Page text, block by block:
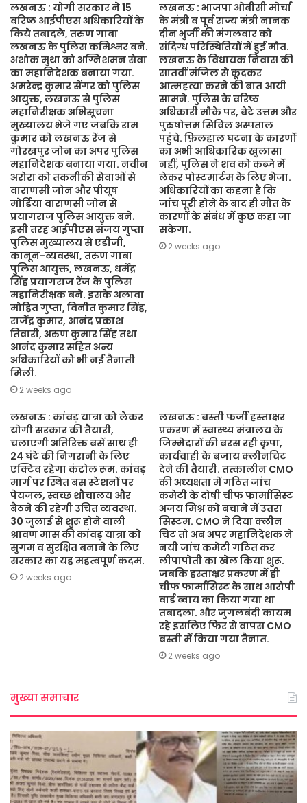
लखनऊ : योगी सरकार ने 15
वरिष्ठ आईपीएस अधिकारियों के
किये तबादले, तरुण गाबा
लखनऊ के पुलिस कमिश्नर बने.
अशोक मुथा को अग्निशमन सेवा
का महानिदेशक बनाया गया.
अमरेन्द्र कुमार सेंगर को पुलिस
आयुक्त, लखनऊ से पुलिस
महानिरीक्षक अभिसूचना
मुख्यालय भेजे गए जबकि राम
कुमार को लखनऊ रेंज से
गोरखपुर जोन का अपर पुलिस
महानिदेशक बनाया गया. नवीन
अरोरा को तकनीकी सेवाओं से
वाराणसी जोन और पीयूष
मोर्डिया वाराणसी जोन से
प्रयागराज पुलिस आयुक्त बने.
इसी तरह आईपीएस संजय गुप्ता
पुलिस मुख्यालय से एडीजी,
कानून-व्यवस्था, तरुण गाबा
पुलिस आयुक्त, लखनऊ, धर्मेंद्र
सिंह प्रयागराज रेंज के पुलिस
महानिरीक्षक बने. इसके अलावा
मोहित गुप्ता, विनीत कुमार सिंह,
राजेंद्र कुमार, आनंद प्रकाश
तिवारी, अरुण कुमार सिंह तथा
आनंद कुमार सहित अन्य
अधिकारियों को भी नई तैनाती
मिली.
2 weeks ago
लखनऊ : भाजपा ओबीसी मोर्चा
के मंत्री व पूर्व राज्य मंत्री नानक
दीन भुर्जी की मंगलवार को
संदिग्ध परिस्थितियों में हुई मौत.
लखनऊ के विधायक निवास की
सातवीं मंजिल से कूदकर
आत्महत्या करने की बात आयी
सामने. पुलिस के वरिष्ठ
अधिकारी मौके पर, बेटे उत्तम और
पुरुषोत्तम सिविल अस्पताल
पहुंचे. फ़िलहाल घटना के कारणों
का अभी आधिकारिक खुलासा
नहीं, पुलिस ने शव को कब्जे में
लेकर पोस्टमार्टम के लिए भेजा.
अधिकारियों का कहना है कि
जांच पूरी होने के बाद ही मौत के
कारणों के संबंध में कुछ कहा जा
सकेगा.
2 weeks ago
लखनऊ : कांवड़ यात्रा को लेकर
योगी सरकार की तैयारी,
चलाएगी अतिरिक्त बसें साथ ही
24 घंटे की निगरानी के लिए
एक्टिव रहेगा कंट्रोल रूम. कांवड़
मार्ग पर स्थित बस स्टेशनों पर
पेयजल, स्वच्छ शौचालय और
बैठने की रहेगी उचित व्यवस्था.
30 जुलाई से शुरू होने वाली
श्रावण मास की कांवड़ यात्रा को
सुगम व सुरक्षित बनाने के लिए
सरकार का यह महत्वपूर्ण कदम.
2 weeks ago
लखनऊ : बस्ती फर्जी हस्ताक्षर
प्रकरण में स्वास्थ्य मंत्रालय के
जिम्मेदारों की बरस रही कृपा,
कार्यवाही के बजाय क्लीनचिट
देने की तैयारी. तत्कालीन CMO
की अध्यक्षता में गठित जांच
कमेटी के दोषी चीफ फार्मासिस्ट
अजय मिश्र को बचाने में उतरा
सिस्टम. CMO ने दिया क्लीन
चिट तो अब अपर महानिदेशक ने
नयी जांच कमेटी गठित कर
लीपापोती का खेल किया शुरू.
जबकि हस्ताक्षर प्रकरण में ही
चीफ फार्मासिस्ट के साथ आरोपी
वार्ड ब्वाय का किया गया था
तबादला. और जुगलबंदी कायम
रहे इसलिए फिर से वापस CMO
बस्ती में किया गया तैनात.
2 weeks ago
मुख्या समाचार